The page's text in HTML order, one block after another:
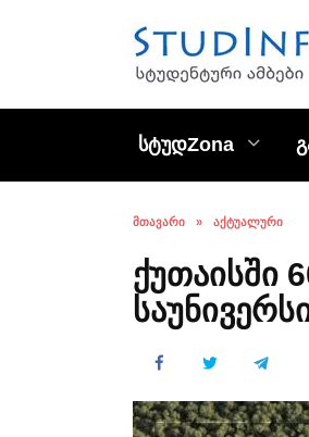
სტუდZona
ᲛᲗᲐᲕᲐᲠᲘ » ᲐᲥᲢᲣᲐᲚᲣᲠᲘ
ქუთაისში